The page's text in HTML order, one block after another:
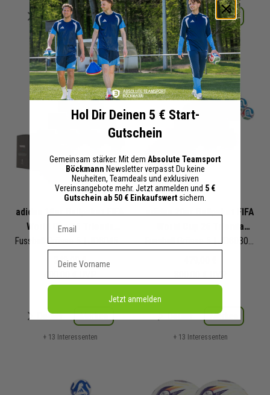
Details Merken
+ 15 Interessenten
Details Merken
+ 14 Interessenten
adidas 10er Ballpaket FIFA
World Cup 26 Trionda
League
Fussball Grösse 5 | JD8045 | Fußbälle Set 10-teilig
248,00 €
Details Merken
+ 13 Interessenten
adidas 20er Ballpaket FIFA
World Cup 26 Trionda
League
Fussball Grösse 5 | JD8030 | Fußbälle Set 20-teilig
Details Merken
+ 13 Interessenten
Hol Dir Deinen 5 € Start-
Gutschein
Gemeinsam stärker. Mit dem Absolute Teamsport
Böckmann Newsletter verpasst Du keine
Neuheiten, Teamdeals und exklusiven
Vereinsangebote mehr. Jetzt anmelden und 5 €
Gutschein ab 50 € Einkaufswert sichern.
Dein E-mail Adresse
Vorname
Jetzt anmelden